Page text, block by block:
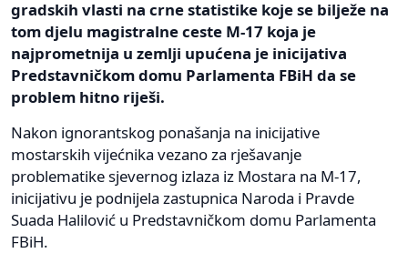
gradskih vlasti na crne statistike koje se bilježe na
tom djelu magistralne ceste M-17 koja je
najprometnija u zemlji upućena je inicijativa
Predstavničkom domu Parlamenta FBiH da se
problem hitno riješi.
Nakon ignorantskog ponašanja na inicijative
mostarskih vijećnika vezano za rješavanje
problematike sjevernog izlaza iz Mostara na M-17,
inicijativu je podnijela zastupnica Naroda i Pravde
Suada Halilović u Predstavničkom domu Parlamenta
FBiH.